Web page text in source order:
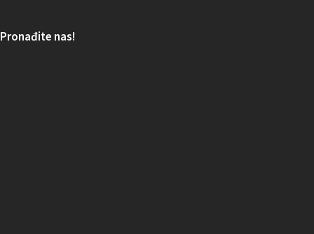
Pronađite nas!